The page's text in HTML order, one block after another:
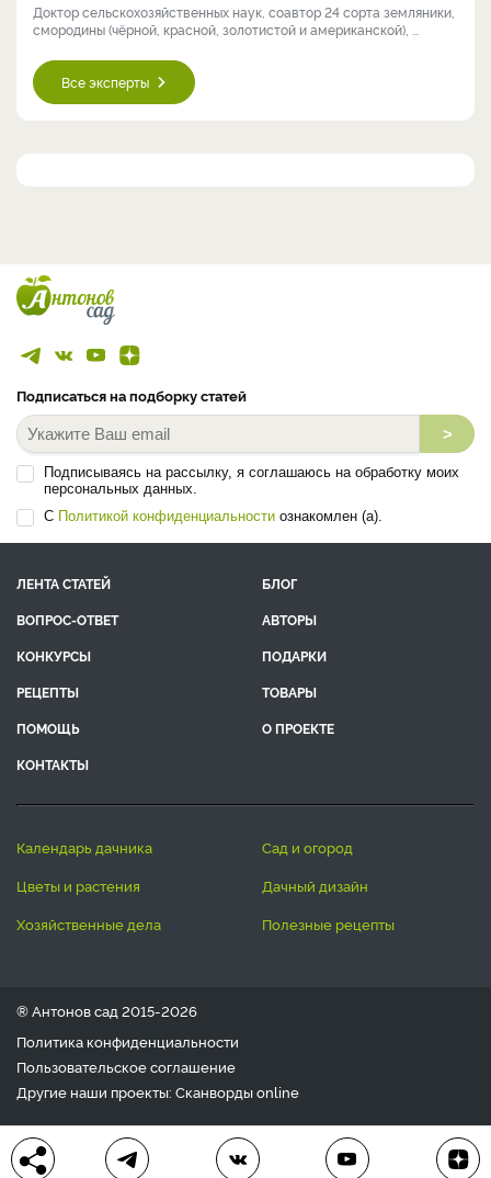
Доктор сельскохозяйственных наук, соавтор 24 сорта земляники,
смородины (чёрной, красной, золотистой и американской), ...
Все эксперты
Подписаться на подборку статей
>
Подписываясь на рассылку, я соглашаюсь на обработку моих
персональных данных.
С Политикой конфиденциальности ознакомлен (а).
ЛЕНТА СТАТЕЙ
БЛОГ
ВОПРОС-ОТВЕТ
АВТОРЫ
КОНКУРСЫ
ПОДАРКИ
РЕЦЕПТЫ
ТОВАРЫ
ПОМОЩЬ
О ПРОЕКТЕ
КОНТАКТЫ
календарь дачника
сад и огород
цветы и растения
дачный дизайн
хозяйственные дела
полезные рецепты
® Антонов сад 2015-2026
Политика конфиденциальности
Пользовательское соглашение
Другие наши проекты: Сканвордыonline
Любое использование материала допускается только с
письменного согласия редакции